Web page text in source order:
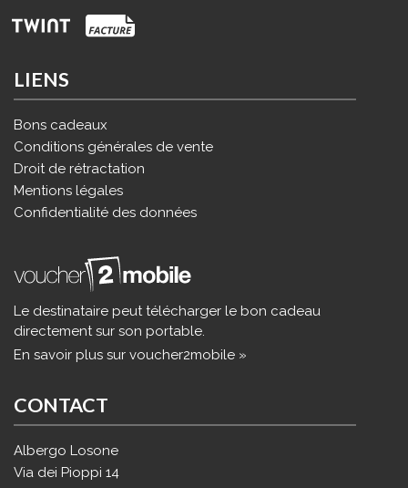
LIENS
Bons cadeaux
Conditions générales de vente
Droit de rétractation
Mentions légales
Confidentialité des données
Le destinataire peut télécharger le bon cadeau
directement sur son portable.
En savoir plus sur voucher2mobile »
CONTACT
Albergo Losone
Via dei Pioppi 14